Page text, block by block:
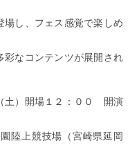
し、フェス感覚で楽しめ
彩なコンテンツが展開され
）開場１２：００ 開演
上競技場（宮崎県延岡